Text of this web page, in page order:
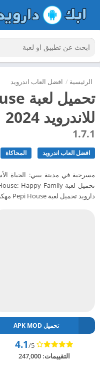
الرئيسية / افضل العاب اندرويد
للاندرويد 2024
1.7.1
افضل العاب اندرويد المحاكاة
مسرحية في مدينة بيبي: الحياة
دارويد تحميل لعبة Pepi House مهكرة للاندرويد 2024 – ابك دارويد
تحميل APK MOD
4.1/5
التقييمات:247,000